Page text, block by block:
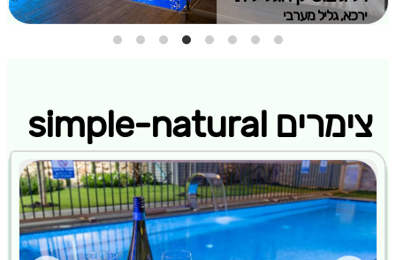
ירכא, גליל מערבי
צימרים simple-natural